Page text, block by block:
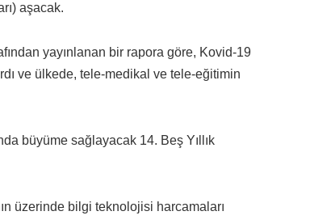
aşacak.
yayınlanan bir rapora göre, Kovid-19
ve ülkede, tele-medikal ve tele-eğitimin
büyüme sağlayacak 14. Beş Yıllık
üzerinde bilgi teknolojisi harcamaları